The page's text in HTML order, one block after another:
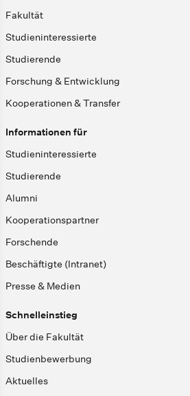
Fakultät
Studieninteressierte
Studierende
Forschung & Entwicklung
Kooperationen & Transfer
Informationen für
Studieninteressierte
Studierende
Alumni
Kooperationspartner
Forschende
Beschäftigte (Intranet)
Presse & Medien
Schnelleinstieg
Über die Fakultät
Studienbewerbung
Aktuelles